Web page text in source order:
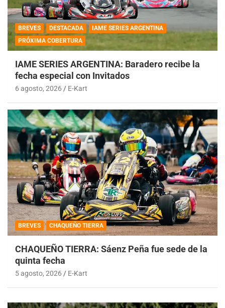
BREVES DESTACADA
IAME SERIES ARGENTINA
PRÓXIMA COBERTURA
IAME SERIES ARGENTINA: Baradero recibe la
fecha especial con Invitados
6 agosto, 2026 E-Kart
BREVES CHAQUEÑO TIERRA
CHAQUEÑO TIERRA: Sáenz Peña fue sede de la
quinta fecha
5 agosto, 2026 E-Kart